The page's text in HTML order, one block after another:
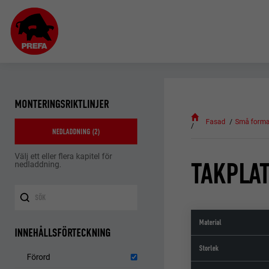
MONTERINGSRIKTLINJER
NEDLADDNING (2)
Välj ett eller flera kapitel för
nedladdning.
INNEHÅLLSFÖRTECKNING
Förord
Fasad Små
Material
Storlek